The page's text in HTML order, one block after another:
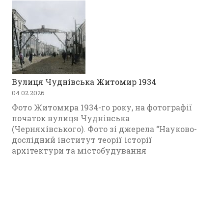
Вулиця Чуднівська Житомир 1934
04.02.2026
Фото Житомира 1934-го року, на фотографії
початок вулиця Чуднівська
(Черняхівського). Фото зі джерела “Науково-
дослідний інститут теорії історії
архітектури та містобудування